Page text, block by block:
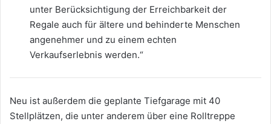
unter Berücksichtigung der Erreichbarkeit der
Regale auch für ältere und behinderte Menschen
angenehmer und zu einem echten
Verkaufserlebnis werden.“
Neu ist außerdem die geplante Tiefgarage mit 40
Stellplätzen, die unter anderem über eine Rolltreppe